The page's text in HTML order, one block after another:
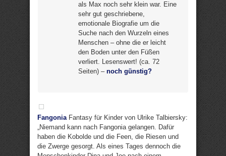
als Max noch sehr klein war. Eine
sehr gut geschriebene,
emotionale Biografie um die
Suche nach den Wurzeln eines
Menschen – ohne die er leicht
den Boden unter den Füßen
verliert. Lesenswert! (ca. 72
Seiten) – noch günstig?
FangoniaFantasy für Kinder von Ulrike Talbiersky:
„Niemand kann nach Fangonia gelangen. Dafür
haben die Kobolde und die Feen, die Riesen und
die Zwerge gesorgt. Als eines Tages dennoch die